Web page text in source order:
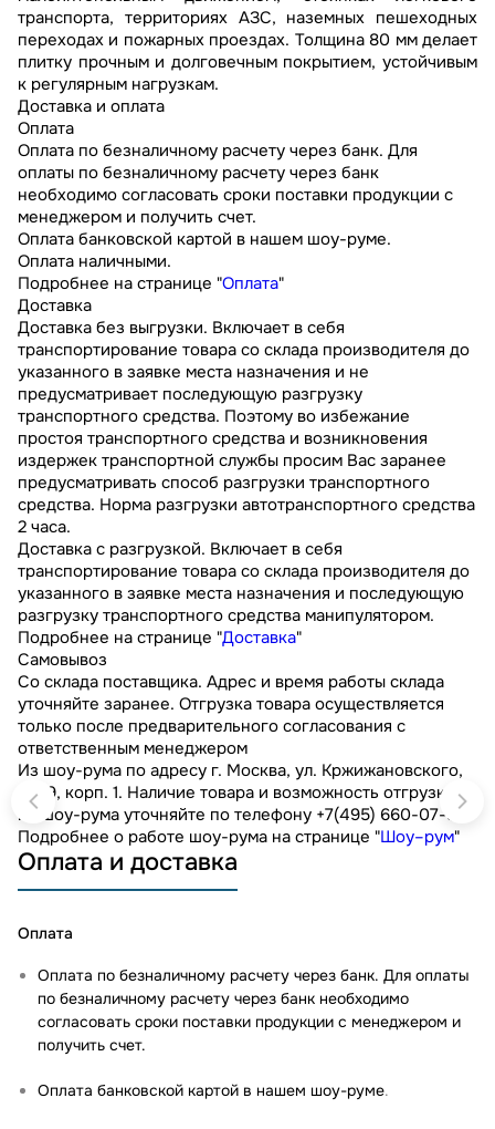
транспорта, территориях АЗС, наземных пешеходных
переходах и пожарных проездах. Толщина 80 мм делает
плитку прочным и долговечным покрытием, устойчивым
к регулярным нагрузкам.
Доставка и оплата
Оплата
Оплата по безналичному расчету через банк. Для
оплаты по безналичному расчету через банк
необходимо согласовать сроки поставки продукции с
менеджером и получить счет.
Оплата банковской картой в нашем шоу-руме.
Оплата наличными.
Подробнее на странице "Оплата"
Доставка
Доставка без выгрузки. Включает в себя
транспортирование товара со склада производителя до
указанного в заявке места назначения и не
предусматривает последующую разгрузку
транспортного средства. Поэтому во избежание
простоя транспортного средства и возникновения
издержек транспортной службы просим Вас заранее
предусматривать способ разгрузки транспортного
средства. Норма разгрузки автотранспортного средства
2 часа.
Доставка с разгрузкой. Включает в себя
транспортирование товара со склада производителя до
указанного в заявке места назначения и последующую
разгрузку транспортного средства манипулятором.
Подробнее на странице "Доставка"
Самовывоз
Со склада поставщика. Адрес и время работы склада
уточняйте заранее. Отгрузка товара осуществляется
только после предварительного согласования с
ответственным менеджером
Из шоу-рума по адресу г. Москва, ул. Кржижановского,
д. 29, корп. 1. Наличие товара и возможность отгрузки
из шоу-рума уточняйте по телефону +7(495) 660-07-90.
Подробнее о работе шоу-рума на странице "Шоу–рум"
Оплата и доставка
Оплата
Оплата по безналичному расчету через банк. Для оплаты
по безналичному расчету через банк необходимо
согласовать сроки поставки продукции с менеджером и
получить счет.
Оплата банковской картой в нашем шоу-руме.